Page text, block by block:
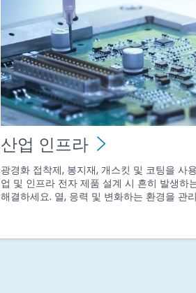
산업 인프라
광경화 접착제, 봉지재, 개스킷 및 코팅을 사
업 및 인프라 전자 제품 설계 시 흔히 발생하
해결하세요. 열, 응력 및 변화하는 환경을 관